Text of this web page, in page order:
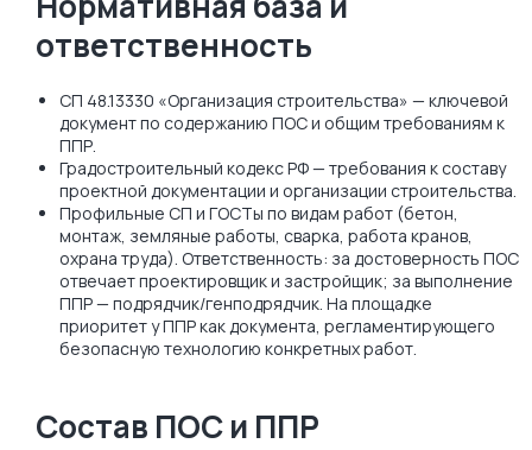
ответственность
СП 48.13330 «Организация строительства» — ключевой
документ по содержанию ПОС и общим требованиям к
ППР.
Градостроительный кодекс РФ — требования к составу
проектной документации и организации строительства.
Профильные СП и ГОСТы по видам работ (бетон,
монтаж, земляные работы, сварка, работа кранов,
охрана труда). Ответственность: за достоверность ПОС
отвечает проектировщик и застройщик; за выполнение
ППР — подрядчик/генподрядчик. На площадке
приоритет у ППР как документа, регламентирующего
безопасную технологию конкретных работ.
Состав ПОС и ППР